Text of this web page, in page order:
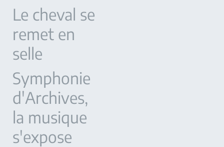
Le cheval se
remet en
selle
Symphonie
d'Archives,
la musique
s'expose